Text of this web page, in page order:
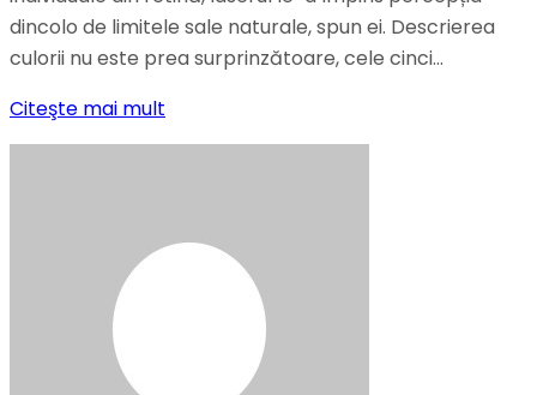
dincolo de limitele sale naturale, spun ei. Descrierea
culorii nu este prea surprinzătoare, cele cinci…
Citeşte mai mult